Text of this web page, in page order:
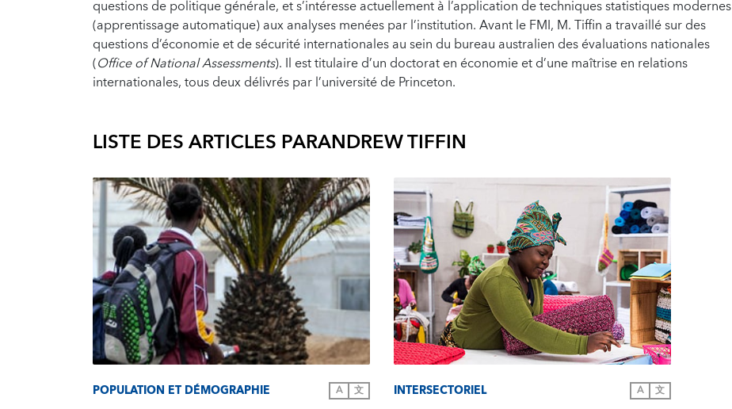
questions de politique générale, et s’intéresse actuellement à l’application de techniques statistiques modernes
(apprentissage automatique) aux analyses menées par l’institution. Avant le FMI, M. Tiffin a travaillé sur des
questions d’économie et de sécurité internationales au sein du bureau australien des évaluations nationales
(Office of National Assessments). Il est titulaire d’un doctorat en économie et d’une maîtrise en relations
internationales, tous deux délivrés par l’université de Princeton.
LISTE DES ARTICLES PARANDREW TIFFIN
POPULATION ET DÉMOGRAPHIE A 文 INTERSECTORIEL A 文